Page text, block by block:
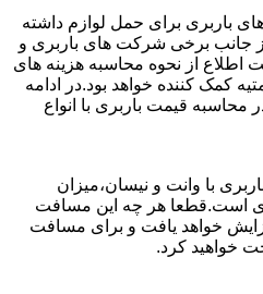
باربری برای حمل لوازم داشته
از جانب برخی شرکت های باربری و
اطلاع از نحوه محاسبه هزینه های
کمک کننده خواهد بود.در ادامه
محاسبه قیمت باربری با انواع
با وانت و نیسان،میزان
است.قطعا هر چه این مسافت
خواهد یافت و برای مسافت
خواهید کرد.